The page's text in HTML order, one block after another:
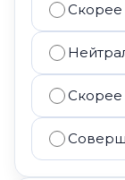
Скорее
Скорее